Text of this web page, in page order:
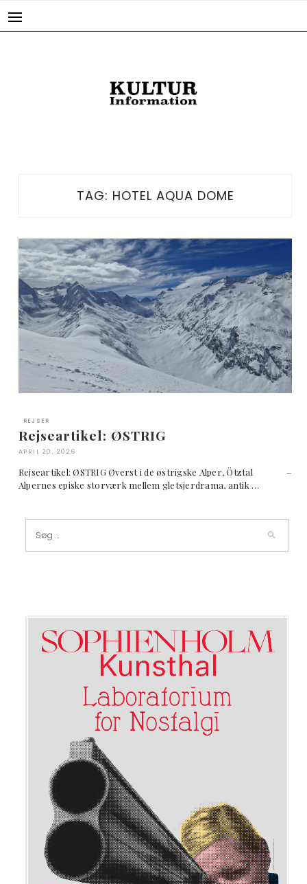
TAG: HOTEL AQUA DOME
REJSER
Rejseartikel: ØSTRIG
APRIL 20, 2026
Rejseartikel: ØSTRIG Øverst i de østrigske Alper, Ötztal –
Alpernes episke storværk mellem gletsjerdrama, antik …